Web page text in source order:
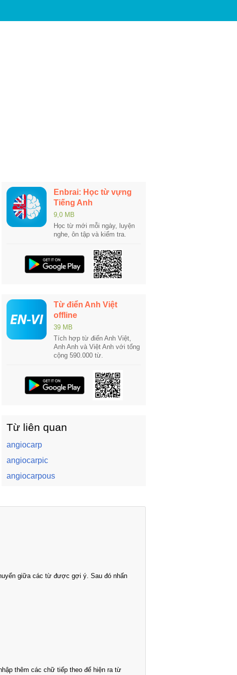
Enbrai: Học từ vựng
Tiếng Anh
9,0 MB
Học từ mới mỗi ngày, luyện
nghe, ôn tập và kiểm tra.
Từ điển Anh Việt
offline
39 MB
Tích hợp từ điển Anh Việt,
Anh Anh và Việt Anh với tổng
cộng 590.000 từ.
Từ liên quan
angiocarp
angiocarpic
angiocarpous
giữa các từ được gợi ý. Sau đó nhấn
thêm các chữ tiếp theo để hiện ra từ